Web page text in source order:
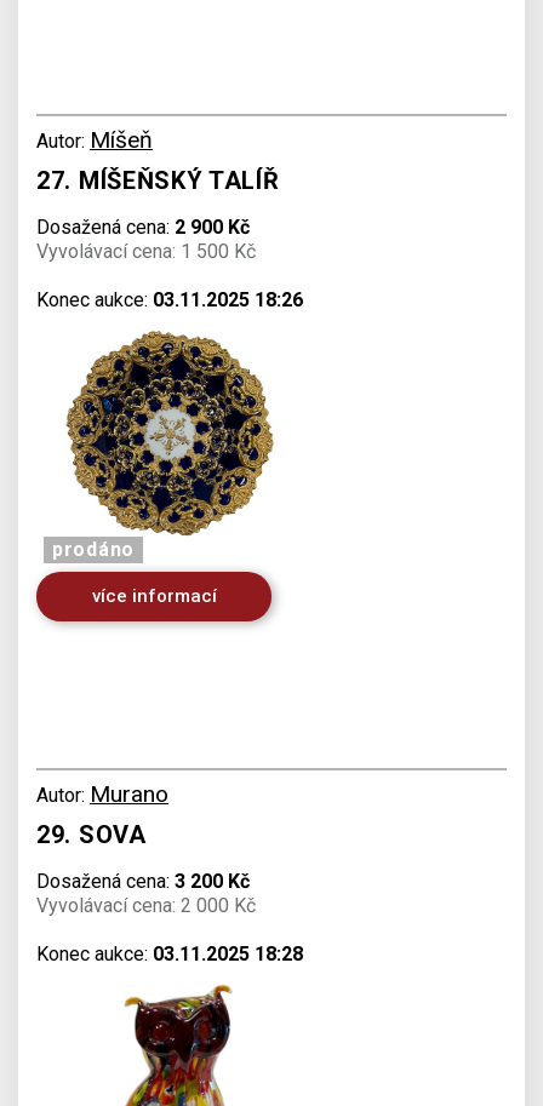
Autor: Míšeň
27. MÍŠEŇSKÝ TALÍŘ
Dosažená cena: 2 900 Kč
Vyvolávací cena: 1 500 Kč
Konec aukce: 03.11.2025 18:26
prodáno
více informací
Autor: Murano
29. SOVA
Dosažená cena: 3 200 Kč
Vyvolávací cena: 2 000 Kč
Konec aukce: 03.11.2025 18:28